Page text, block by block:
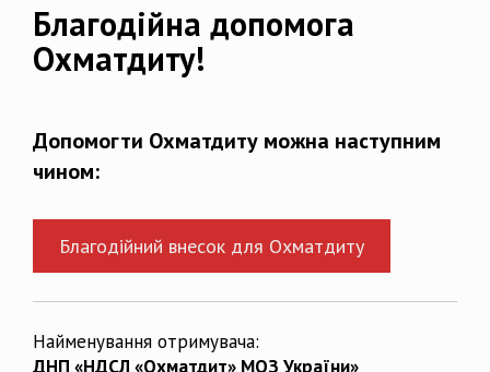
Благодійна допомога
Охматдиту!
Допомогти Охматдиту можна наступним
чином:
Благодійний внесок для Охматдиту
Найменування отримувача:
ДНП «НДСЛ «Охматдит» МОЗ України»